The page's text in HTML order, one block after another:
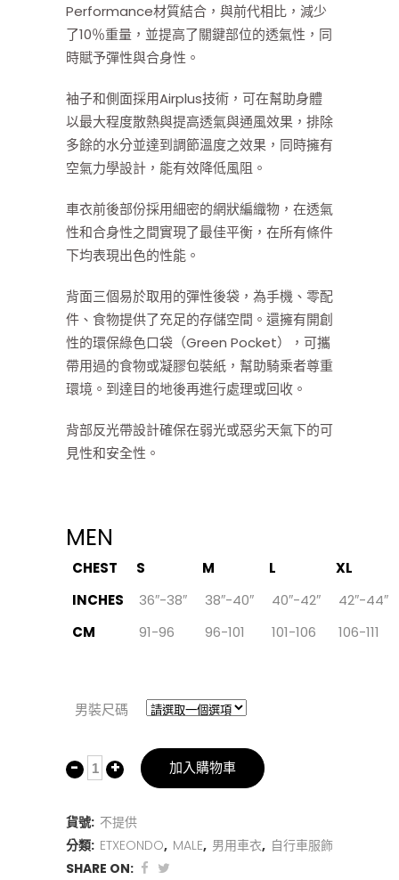
Performance材質結合，與前代相比，減少
了10％重量，並提高了關鍵部位的透氣性，同
時賦予彈性與合身性。
袖子和側面採用Airplus技術，可在幫助身體
以最大程度散熱與提高透氣與通風效果，排除
多餘的水分並達到調節溫度之效果，同時擁有
空氣力學設計，能有效降低風阻。
車衣前後部份採用細密的網狀編織物，在透氣
性和合身性之間實現了最佳平衡，在所有條件
下均表現出色的性能。
背面三個易於取用的彈性後袋，為手機、零配
件、食物提供了充足的存儲空間。還擁有開創
性的環保綠色口袋（Green Pocket），可攜
帶用過的食物或凝膠包裝紙，幫助騎乘者尊重
環境。到達目的地後再進行處理或回收。
背部反光帶設計確保在弱光或惡劣天氣下的可
見性和安全性。
MEN
CHEST S M L
XL
INCHES
36″-38″ 38″-40″ 40″-42″
42″-44″
CM
91-96 96-101 101-106 106-111
男裝尺碼
加入購物車
貨號: 不提供
分類: ETXEONDO, MALE, 男用車衣, 自行車服飾
SHARE ON: